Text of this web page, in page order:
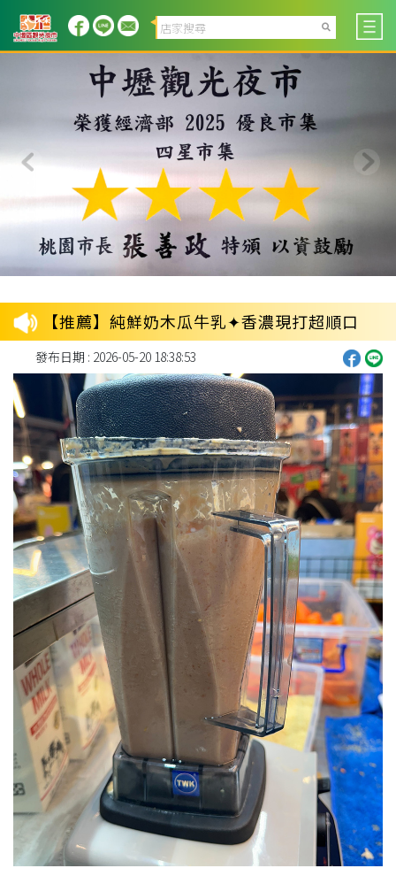
【推薦】純鮮奶木瓜牛乳✦香濃現打超順口
發布日期 : 2026-05-20 18:38:53